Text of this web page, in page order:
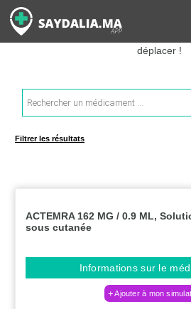
Rechercher les informations sur vos
estimer ainsi le coût total de votre
déplacer !
Recherche
de
produits
Filtrer les résultats
ACTEMRA 162 MG / 0.9 ML,
sous cutanée
Informations sur le
Ajouter à mon